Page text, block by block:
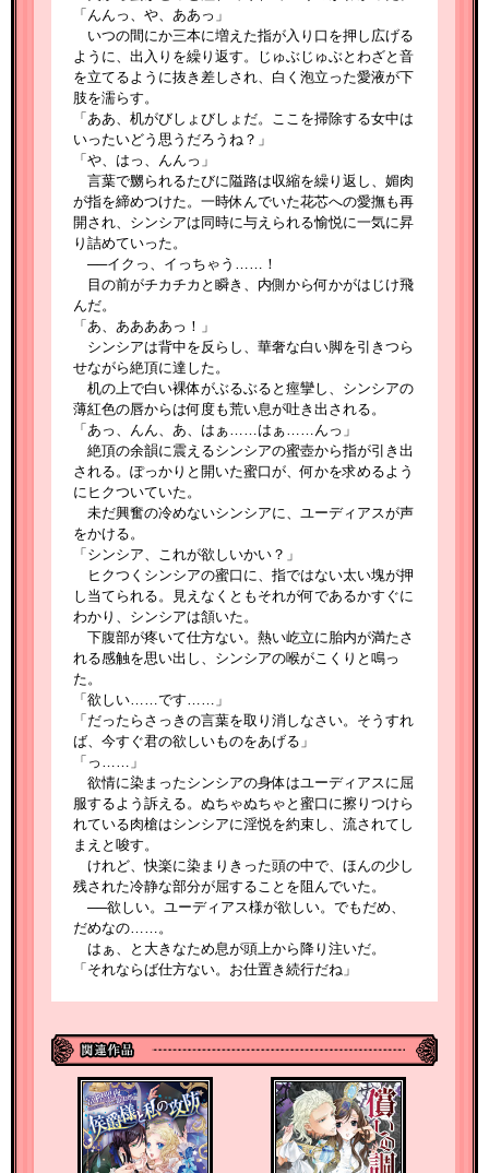
「んんっ、や、ああっ」
いつの間にか三本に増えた指が入り口を押し広げる
ように、出入りを繰り返す。じゅぶじゅぶとわざと音
を立てるように抜き差しされ、白く泡立った愛液が下
肢を濡らす。
「ああ、机がびしょびしょだ。ここを掃除する女中は
いったいどう思うだろうね？」
「や、はっ、んんっ」
言葉で嬲られるたびに隘路は収縮を繰り返し、媚肉
が指を締めつけた。一時休んでいた花芯への愛撫も再
開され、シンシアは同時に与えられる愉悦に一気に昇
り詰めていった。
──イクっ、イっちゃう……！
目の前がチカチカと瞬き、内側から何かがはじけ飛
んだ。
「あ、ああああっ！」
シンシアは背中を反らし、華奢な白い脚を引きつら
せながら絶頂に達した。
机の上で白い裸体がぶるぶると痙攣し、シンシアの
薄紅色の唇からは何度も荒い息が吐き出される。
「あっ、んん、あ、はぁ……はぁ……んっ」
絶頂の余韻に震えるシンシアの蜜壺から指が引き出
される。ぽっかりと開いた蜜口が、何かを求めるよう
にヒクついていた。
未だ興奮の冷めないシンシアに、ユーディアスが声
をかける。
「シンシア、これが欲しいかい？」
ヒクつくシンシアの蜜口に、指ではない太い塊が押
し当てられる。見えなくともそれが何であるかすぐに
わかり、シンシアは頷いた。
下腹部が疼いて仕方ない。熱い屹立に胎内が満たさ
れる感触を思い出し、シンシアの喉がこくりと鳴っ
た。
「欲しい……です……」
「だったらさっきの言葉を取り消しなさい。そうすれ
ば、今すぐ君の欲しいものをあげる」
「っ……」
欲情に染まったシンシアの身体はユーディアスに屈
服するよう訴える。ぬちゃぬちゃと蜜口に擦りつけら
れている肉槍はシンシアに淫悦を約束し、流されてし
まえと唆す。
けれど、快楽に染まりきった頭の中で、ほんの少し
残された冷静な部分が屈することを阻んでいた。
──欲しい。ユーディアス様が欲しい。でもだめ、
だめなの……。
はぁ、と大きなため息が頭上から降り注いだ。
「それならば仕方ない。お仕置き続行だね」